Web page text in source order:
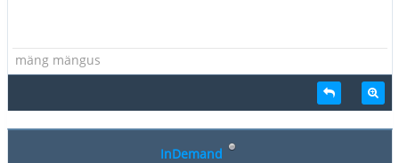
mäng mängus
InDemand